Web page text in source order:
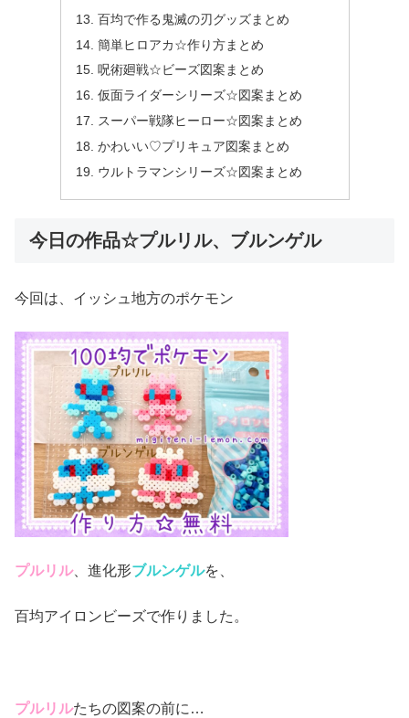
百均で作る鬼滅の刃グッズまとめ
簡単ヒロアカ☆作り方まとめ
呪術廻戦☆ビーズ図案まとめ
仮面ライダーシリーズ☆図案まとめ
スーパー戦隊ヒーロー☆図案まとめ
かわいい♡プリキュア図案まとめ
ウルトラマンシリーズ☆図案まとめ
今日の作品☆プルリル、ブルンゲル
今回は、イッシュ地方のポケモン
プルリル、進化形ブルンゲルを、
百均アイロンビーズで作りました。
プルリルたちの図案の前に…